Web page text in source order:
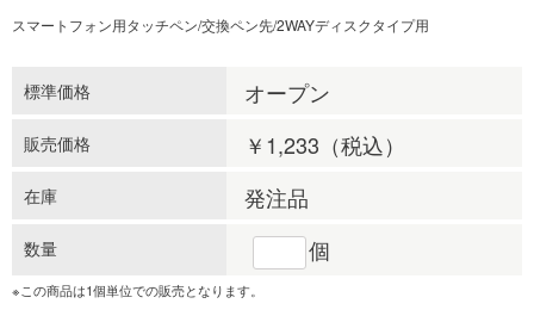
スマートフォン用タッチペン/交換ペン先/2WAYディスクタイプ用
標準価格 オープン
販売価格 ￥1,233 （税込）
在庫 発注品
数量 個
※この商品は1個単位での販売となります。